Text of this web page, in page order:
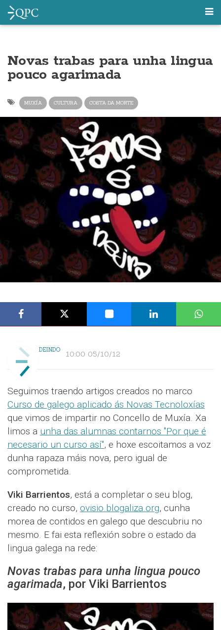
Novas trabas para unha lingua
pouco agarimada
MUXÍA CULTURA COSTA DA MORTE
DEINDO 10:00 05/10/12
Seguimos traendo artigos creados no marco
Curso de galego aplicado ás Novas Tecnoloxías
que vimos de impartir no Concello de Muxía. Xa
limos a unha das alumnas contarnos "Por que é
necesario un curso así", e hoxe escoitamos a voz
dunha rapaza máis nova, pero igual de
comprometida.
Viki Barrientos, está a completar o seu blog,
creado no curso, ovisio.blogaliza.org, cunha
morea de contidos en galego que descubriu no
mesmo. E fai esta reflexión sobre o estado da
lingua galega na rede:
Novas trabas para unha lingua pouco
agarimada, por Viki Barrientos